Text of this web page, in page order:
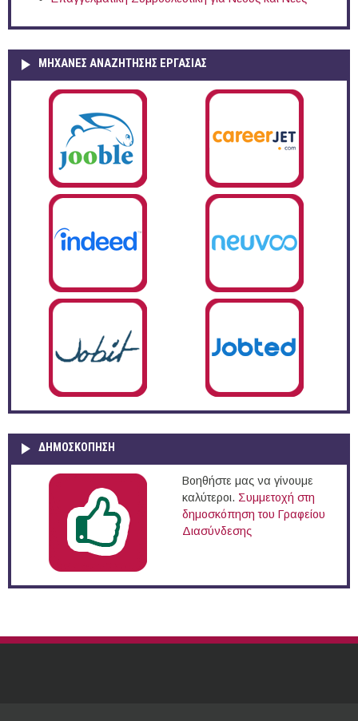
ΜΗΧΑΝΕΣ ΑΝΑΖΗΤΗΣΗΣ ΕΡΓΑΣΙΑΣ
ΔΗΜΟΣΚΌΠΗΣΗ
Βοηθήστε μας να γίνουμε
καλύτεροι. Συμμετοχή στη
δημοσκόπηση του Γραφείου
Διασύνδεσης